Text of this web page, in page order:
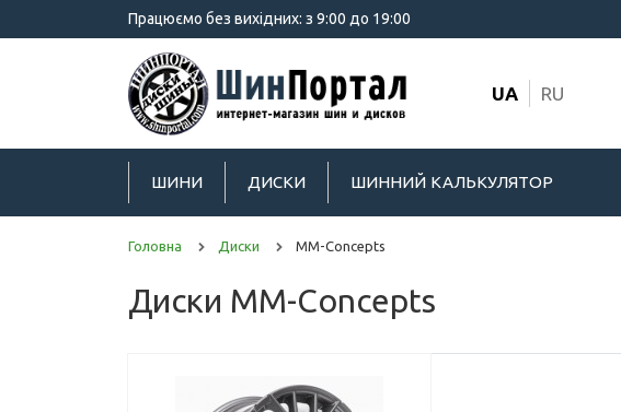
Працюємо без вихідних: з 9:00 до 19:00
UA RU
ШИНИ ДИСКИ ШИННИЙ КАЛЬКУЛЯТОР
Головна Диски MM-Concepts
Диски MM-Concepts